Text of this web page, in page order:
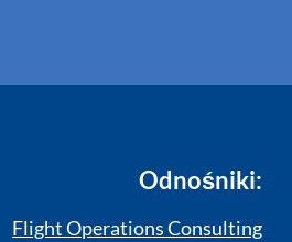
Odnośniki:
Flight Operations Consulting